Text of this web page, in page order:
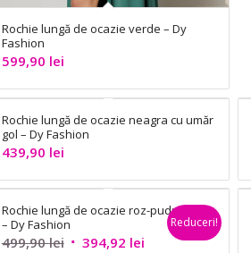
Rochie lungă de ocazie verde – Dy
Fashion
599,90 lei
Rochie lungă de ocazie neagra cu umăr
gol – Dy Fashion
439,90 lei
Rochie lungă de ocazie roz-pudrat
– Dy Fashion
499,90lei Prețul
394,92 leiPrețul
Reduceri!